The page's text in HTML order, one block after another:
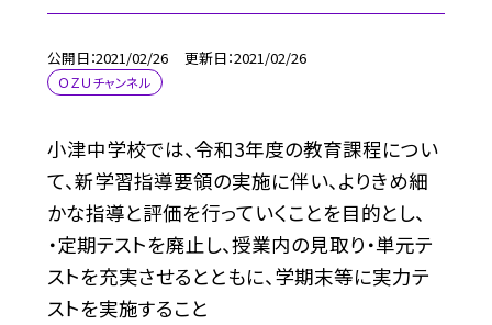
公開日 2021/02/26 更新日 2021/02/26
ＯＺＵチャンネル
小津中学校では、令和3年度の教育課程につい
て、新学習指導要領の実施に伴い、よりきめ細
かな指導と評価を行っていくことを目的とし、
・定期テストを廃止し、授業内の見取り・単元テ
ストを充実させるとともに、学期末等に実力テ
ストを実施すること